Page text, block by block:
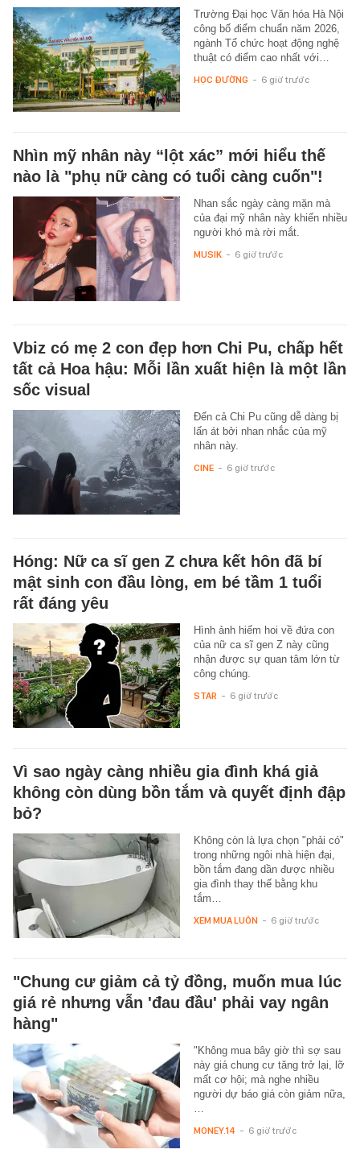
Trường Đại học Văn hóa Hà Nội
công bố điểm chuẩn năm 2026,
ngành Tổ chức hoạt động nghệ
thuật có điểm cao nhất với…
HỌC ĐƯỜNG - 6 giờ trước
Nhìn mỹ nhân này “lột xác” mới hiểu thế
nào là "phụ nữ càng có tuổi càng cuốn"!
Nhan sắc ngày càng mặn mà
của đại mỹ nhân này khiến nhiều
người khó mà rời mắt.
MUSIK - 6 giờ trước
Vbiz có mẹ 2 con đẹp hơn Chi Pu, chấp hết
tất cả Hoa hậu: Mỗi lần xuất hiện là một lần
sốc visual
Đến cả Chi Pu cũng dễ dàng bị
lấn át bởi nhan nhắc của mỹ
nhân này.
CINE - 6 giờ trước
Hóng: Nữ ca sĩ gen Z chưa kết hôn đã bí
mật sinh con đầu lòng, em bé tầm 1 tuổi
rất đáng yêu
Hình ảnh hiếm hoi về đứa con
của nữ ca sĩ gen Z này cũng
nhận được sự quan tâm lớn từ
công chúng.
STAR - 6 giờ trước
Vì sao ngày càng nhiều gia đình khá giả
không còn dùng bồn tắm và quyết định đập
bỏ?
Không còn là lựa chọn "phải có"
trong những ngôi nhà hiện đại,
bồn tắm đang dần được nhiều
gia đình thay thế bằng khu
tắm…
XEM MUA LUÔN - 6 giờ trước
"Chung cư giảm cả tỷ đồng, muốn mua lúc
giá rẻ nhưng vẫn 'đau đầu' phải vay ngân
hàng"
"Không mua bây giờ thì sợ sau
này giá chung cư tăng trở lại, lỡ
mất cơ hội; mà nghe nhiều
người dự báo giá còn giảm nữa,
MONEY.14 - 6 giờ trước